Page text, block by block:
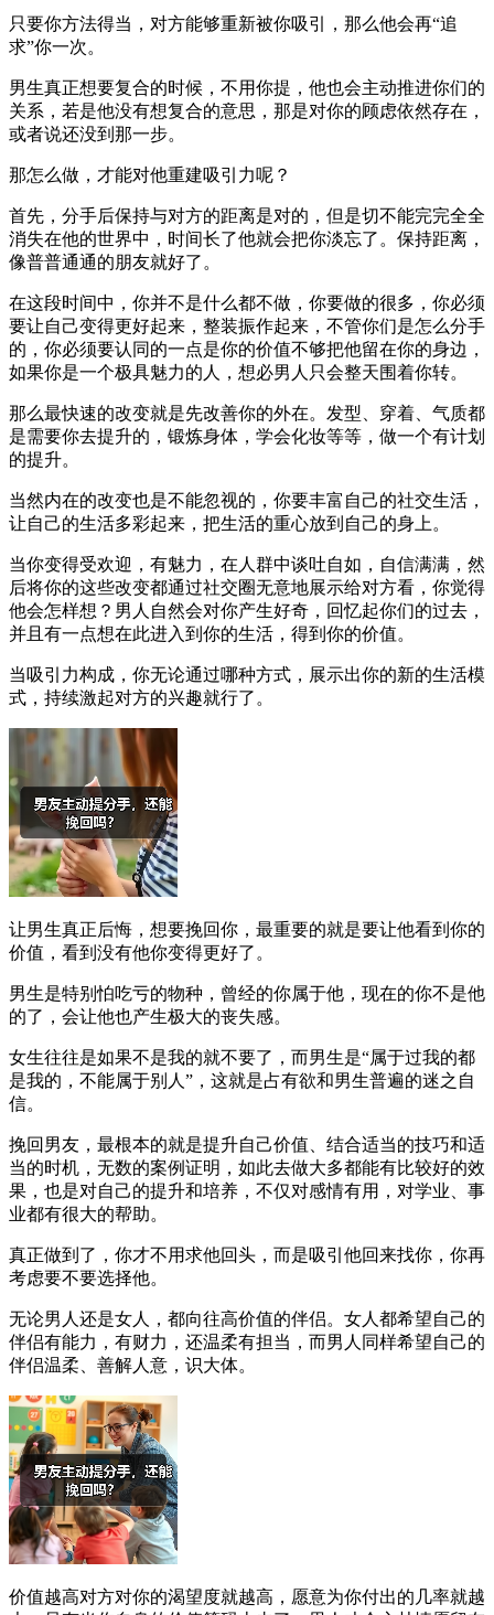
只要你方法得当，对方能够重新被你吸引，那么他会再“追
求”你一次。
男生真正想要复合的时候，不用你提，他也会主动推进你们的
关系，若是他没有想复合的意思，那是对你的顾虑依然存在，
或者说还没到那一步。
那怎么做，才能对他重建吸引力呢？
首先，分手后保持与对方的距离是对的，但是切不能完完全全
消失在他的世界中，时间长了他就会把你淡忘了。保持距离，
像普普通通的朋友就好了。
在这段时间中，你并不是什么都不做，你要做的很多，你必须
要让自己变得更好起来，整装振作起来，不管你们是怎么分手
的，你必须要认同的一点是你的价值不够把他留在你的身边，
如果你是一个极具魅力的人，想必男人只会整天围着你转。
那么最快速的改变就是先改善你的外在。发型、穿着、气质都
是需要你去提升的，锻炼身体，学会化妆等等，做一个有计划
的提升。
当然内在的改变也是不能忽视的，你要丰富自己的社交生活，
让自己的生活多彩起来，把生活的重心放到自己的身上。
当你变得受欢迎，有魅力，在人群中谈吐自如，自信满满，然
后将你的这些改变都通过社交圈无意地展示给对方看，你觉得
他会怎样想？男人自然会对你产生好奇，回忆起你们的过去，
并且有一点想在此进入到你的生活，得到你的价值。
当吸引力构成，你无论通过哪种方式，展示出你的新的生活模
式，持续激起对方的兴趣就行了。
让男生真正后悔，想要挽回你，最重要的就是要让他看到你的
价值，看到没有他你变得更好了。
男生是特别怕吃亏的物种，曾经的你属于他，现在的你不是他
的了，会让他也产生极大的丧失感。
女生往往是如果不是我的就不要了，而男生是“属于过我的都
是我的，不能属于别人”，这就是占有欲和男生普遍的迷之自
信。
挽回男友，最根本的就是提升自己价值、结合适当的技巧和适
当的时机，无数的案例证明，如此去做大多都能有比较好的效
果，也是对自己的提升和培养，不仅对感情有用，对学业、事
业都有很大的帮助。
真正做到了，你才不用求他回头，而是吸引他回来找你，你再
考虑要不要选择他。
无论男人还是女人，都向往高价值的伴侣。女人都希望自己的
伴侣有能力，有财力，还温柔有担当，而男人同样希望自己的
伴侣温柔、善解人意，识大体。
价值越高对方对你的渴望度就越高，愿意为你付出的几率就越